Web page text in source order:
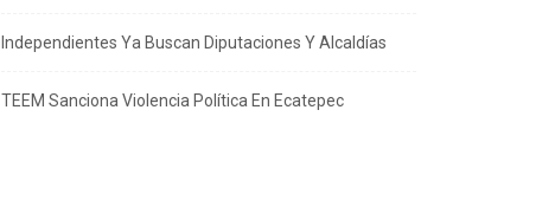
Independientes Ya Buscan Diputaciones Y Alcaldías
TEEM Sanciona Violencia Política En Ecatepec